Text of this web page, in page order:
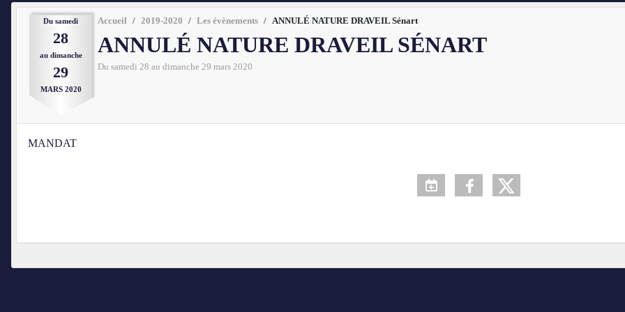
Du samedi
28
au dimanche
29
MARS 2020
Accueil 2019-2020 Les évènements ANNULÉ NATURE DRAVEIL Sénart
ANNULÉ NATURE DRAVEIL SÉNART
Du samedi 28 au dimanche 29 mars 2020
MANDAT